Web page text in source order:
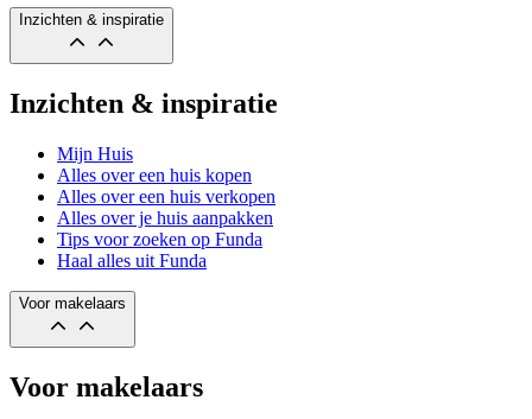
Inzichten & inspiratie
Inzichten & inspiratie
Mijn Huis
Alles over een huis kopen
Alles over een huis verkopen
Alles over je huis aanpakken
Tips voor zoeken op Funda
Haal alles uit Funda
Voor makelaars
Voor makelaars